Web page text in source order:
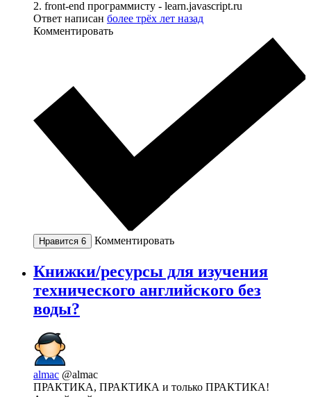
2. front-end программисту - learn.javascript.ru
Ответ написан более трёх лет назад
Комментировать
Нравится 6 Комментировать
Книжки/ресурсы для изучения
технического английского без
воды?
almac @almac
ПРАКТИКА, ПРАКТИКА и только ПРАКТИКА!